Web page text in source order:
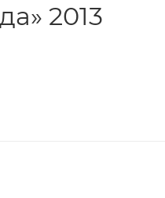
2013